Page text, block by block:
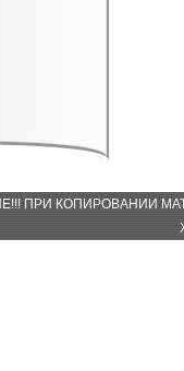
ПРИ КОПИРОВАНИИ